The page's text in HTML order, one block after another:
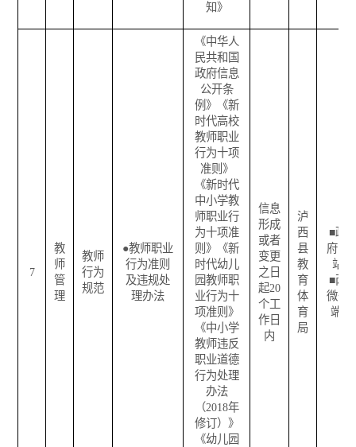
知》
7
教
师
管
理
教师
行为
规范
●教师职业
行为准则
及违规处
理办法
《中华人
民共和国
政府信息
公开条
例》《新
时代高校
教师职业
行为十项
准则》
《新时代
中小学教
师职业行
为十项准
则》《新
时代幼儿
园教师职
业行为十
项准则》
《中小学
教师违反
职业道德
行为处理
办法
（2018年
修订）》
《幼儿园
信息
形成
或者
变更
之日
起20
个工
作日
内
泸
西
县
教
育
体
育
局
■政
府网
站
■两
微一
端